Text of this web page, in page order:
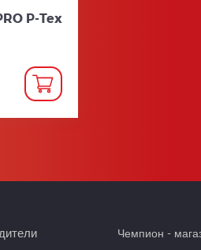
P-Tex
Чемпион -